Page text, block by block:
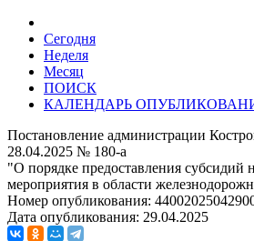
Сегодня
Неделя
Месяц
ПОИСК
КАЛЕНДАРЬ
Постановление администрации
28.04.2025 № 180-а
"О порядке предоставления субсидий
мероприятия в области
Номер опубликования:
Дата опубликования: 29.04.2025